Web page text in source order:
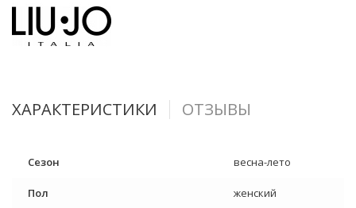
ХАРАКТЕРИСТИКИ ОТЗЫВЫ
Сезон весна-лето
Пол женский